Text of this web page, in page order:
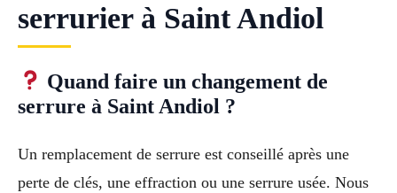
serrurier à Saint Andiol
Quand faire un changement de
serrure à Saint Andiol ?
Un remplacement de serrure est conseillé après une
perte de clés, une effraction ou une serrure usée. Nous